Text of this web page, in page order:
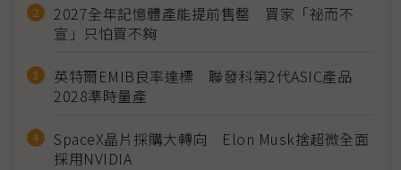
2027全年記憶體產能提前售罄 買家「祕而不
宣」只怕買不夠
英特爾EMIB良率達標 聯發科第2代ASIC產品
2028準時量產
SpaceX晶片採購大轉向 Elon Musk捨超微全面
採用NVIDIA